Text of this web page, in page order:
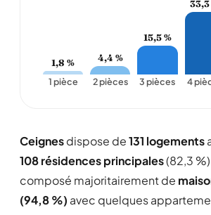
1,8 %
1 pièce
4,4 %
2 pièces
15,5 %
3 pièces
33,3
4
Ceignesdispose de131 logements
108 résidences principales(82,3
composé majoritairement de
(94,8 %) avec quelques